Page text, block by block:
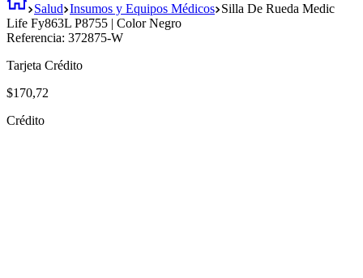
Salud Insumos y Equipos Médicos Silla De Rueda Medic
Life Fy863L P8755 | Color Negro
Referencia: 372875-W
Tarjeta Crédito
$170,72
Crédito